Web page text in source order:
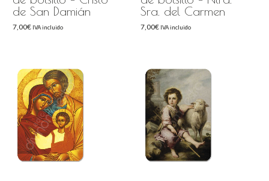
de San Damián
7,00€ IVA incluido
Sra. del Carmen
7,00€ IVA incluido